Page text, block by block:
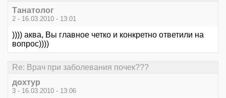
Танатолог
2 - 16.03.2010 - 13:01
)))) аква, Вы главное четко и конкретно ответили на
вопрос))))
Re: Врач при заболевания почек???
дохтур
3 - 16.03.2010 - 13:06